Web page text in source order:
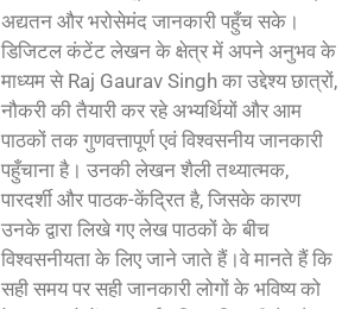
अद्यतन और भरोसेमंद जानकारी पहुँच सके।
डिजिटल कंटेंट लेखन के क्षेत्र में अपने अनुभव के
माध्यम से Raj Gaurav Singh का उद्देश्य छात्रों,
नौकरी की तैयारी कर रहे अभ्यर्थियों और आम
पाठकों तक गुणवत्तापूर्ण एवं विश्वसनीय जानकारी
पहुँचाना है। उनकी लेखन शैली तथ्यात्मक,
पारदर्शी और पाठक-केंद्रित है, जिसके कारण
उनके द्वारा लिखे गए लेख पाठकों के बीच
विश्वसनीयता के लिए जाने जाते हैं।वे मानते हैं कि
सही समय पर सही जानकारी लोगों के भविष्य को